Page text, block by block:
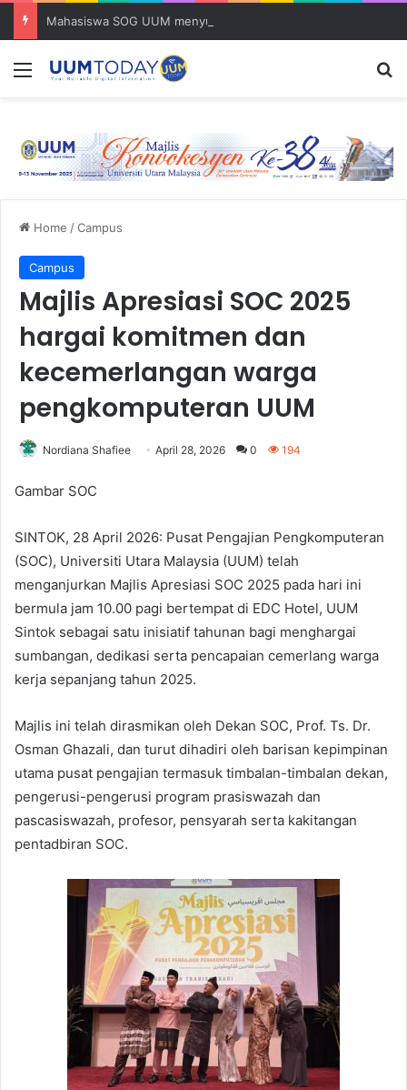
Menu
Home /Campus
Campus
Majlis Apresiasi SOC 2025
hargai komitmen dan
kecemerlangan warga
pengkomputeran UUM
Nordiana Shafiee April 28, 2026 0 194
Gambar SOC
SINTOK, 28 April 2026: Pusat Pengajian Pengkomputeran
(SOC), Universiti Utara Malaysia (UUM) telah
menganjurkan Majlis Apresiasi SOC 2025 pada hari ini
bermula jam 10.00 pagi bertempat di EDC Hotel, UUM
Sintok sebagai satu inisiatif tahunan bagi menghargai
sumbangan, dedikasi serta pencapaian cemerlang warga
kerja sepanjang tahun 2025.
Majlis ini telah dirasmikan oleh Dekan SOC, Prof. Ts. Dr.
Osman Ghazali, dan turut dihadiri oleh barisan kepimpinan
utama pusat pengajian termasuk timbalan-timbalan dekan,
pengerusi-pengerusi program prasiswazah dan
pascasiswazah, profesor, pensyarah serta kakitangan
pentadbiran SOC.